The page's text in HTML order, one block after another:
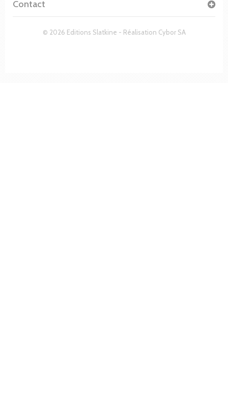
© 2026 Editions Slatkine - Réalisation Cybor SA
Contact